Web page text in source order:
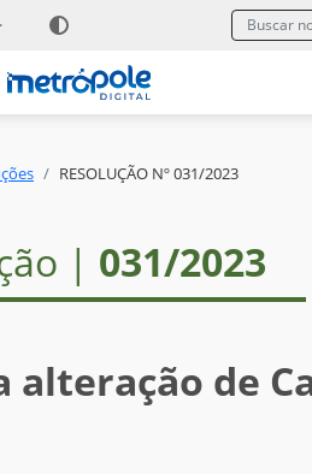
RESOLUÇÃO Nº 031/2023
| 031/2023
alteração de